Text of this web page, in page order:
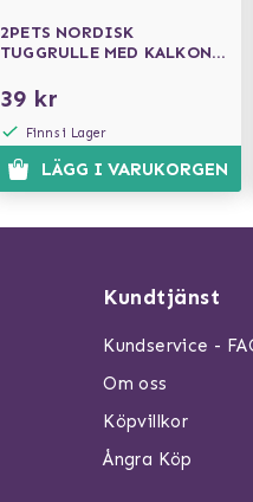
2PETS NORDISK
TUGGRULLE MED KALKON
39 kr
Finns i Lager
LÄGG I VARUKORGEN
Kundtjänst
Kundservice -
Om oss
Köpvillkor
Ångra Köp